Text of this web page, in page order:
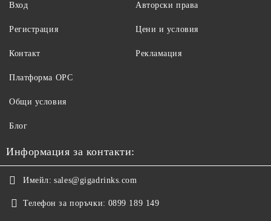
Вход
Регистрация
Контакт
Авторски права
Цени и условия
Рекламация
Платформа ОРС
Общи условия
Блог
Информация за контакти:
Имейл: sales@gigadrinks.com
Телефон за поръчки: 0899 189 149